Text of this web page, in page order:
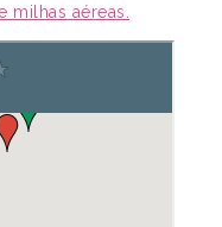
milhas aéreas.